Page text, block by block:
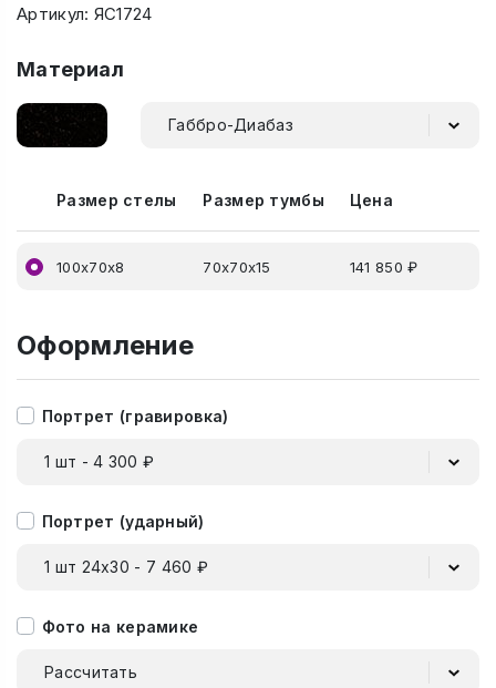
Артикул: ЯС1724
Материал
Габбро-Диабаз
Размер стелы Размер тумбы Цена
100х70х8 70х70х15 141 850 ₽
Оформление
Портрет (гравировка)
1 шт - 4 300 ₽
Портрет (ударный)
1 шт 24х30 - 7 460 ₽
Фото на керамике
Рассчитать